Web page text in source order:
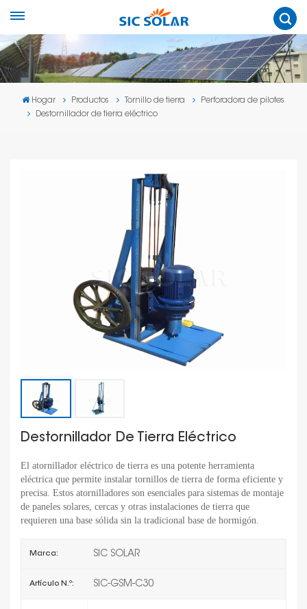
Hogar Productos Tornillo de tierra
Perforadora de pilotes
Destornillador de tierra eléctrico
Destornillador De Tierra Eléctrico
El atornillador eléctrico de tierra es una potente herramienta
eléctrica que permite instalar tornillos de tierra de forma eficiente y
precisa. Estos atornilladores son esenciales para sistemas de montaje
de paneles solares, cercas y otras instalaciones de tierra que
requieren una base sólida sin la tradicional base de hormigón.
Marca: SIC SOLAR
Artículo N.º: SIC-GSM-C30